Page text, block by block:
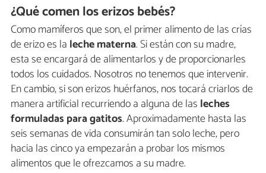
¿Qué comen los erizos bebés?
Como mamíferos que son, el primer alimento de las crías
de erizo es la leche materna. Si están con su madre,
esta se encargará de alimentarlos y de proporcionarles
todos los cuidados. Nosotros no tenemos que intervenir.
En cambio, si son erizos huérfanos, nos tocará criarlos de
manera artificial recurriendo a alguna de las leches
formuladas para gatitos. Aproximadamente hasta las
seis semanas de vida consumirán tan solo leche, pero
hacia las cinco ya empezarán a probar los mismos
alimentos que le ofrezcamos a su madre.